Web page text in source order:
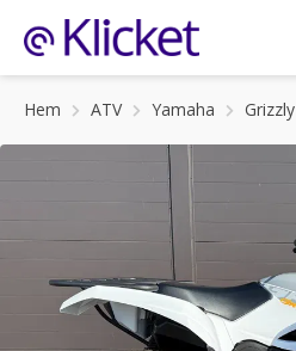
Hem ATV Yamaha Grizzly